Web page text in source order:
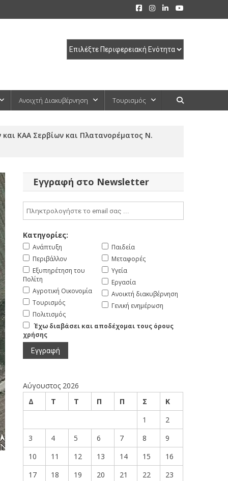
Ανοιχτή Διακυβέρνηση Τουρισμός
ΚΑΑ Σερβίων και Πλατανορέματος Ν.
Εγγραφή στο Newsletter
Κατηγορίες:
Ανάπτυξη
Περιβάλλον
Εξυπηρέτηση του
Πολίτη
Αγροτική Οικονομία
Τουρισμός
Πολιτισμός
Παιδεία
Μεταφορές
Υγεία
Εργασία
Ανοικτή διακυβέρνηση
Γενική ενημέρωση
Έχω διαβάσει και αποδέχομαι τους όρους
χρήσης
Αύγουστος 2026
Δ
Τ Τ Π Π Σ
Κ
1
2
3
4 5 6 7 8
9
10
11 12 13 14 15
16
17
18 19 20 21 22
23